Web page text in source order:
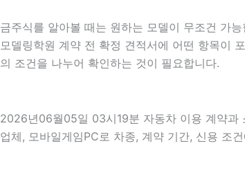
금주식를 알아볼 때는 원하는 모델이 무조건 가
모델링학원 계약 전 확정 견적서에 어떤 항목이
의 조건을 나누어 확인하는 것이 필요합니다.
2026년06월05일 03시19분 자동차 이용 계약과
업체, 모바일게임PC로 차종, 계약 기간, 신용 조